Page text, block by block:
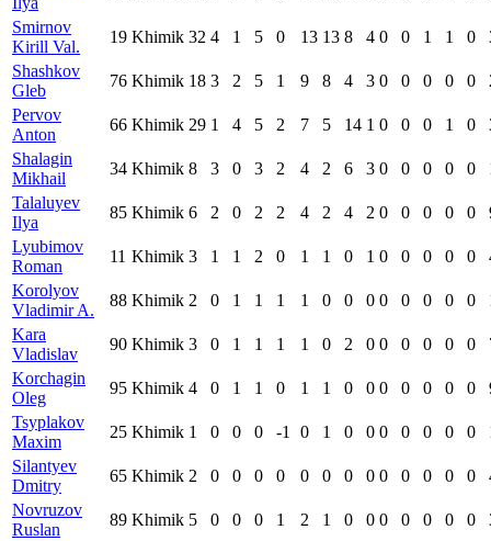
Smirnov
Kirill Val.
19 Khimik 32 4 1 5 0 13 13 8 4 0 0 1 1 0
Shashkov
Gleb
76 Khimik 18 3 2 5 1 9 8 4 3 0 0 0 0 0
Pervov
Anton
66 Khimik 29 1 4 5 2 7 5 14 1 0 0 0 1 0
Shalagin
Mikhail
34 Khimik 8 3 0 3 2 4 2 6 3 0 0 0 0 0
Talaluyev
Ilya
85 Khimik 6 2 0 2 2 4 2 4 2 0 0 0 0 0
Lyubimov
Roman
11 Khimik 3 1 1 2 0 1 1 0 1 0 0 0 0 0
Korolyov
Vladimir A.
88 Khimik 2 0 1 1 1 1 0 0 0 0 0 0 0 0
Kara
Vladislav
90 Khimik 3 0 1 1 1 1 0 2 0 0 0 0 0 0
Korchagin
Oleg
95 Khimik 4 0 1 1 0 1 1 0 0 0 0 0 0 0
Tsyplakov
Maxim
25 Khimik 1 0 0 0 -1 0 1 0 0 0 0 0 0 0
Silantyev
Dmitry
65 Khimik 2 0 0 0 0 0 0 0 0 0 0 0 0 0
Novruzov
Ruslan
89 Khimik 5 0 0 0 1 2 1 0 0 0 0 0 0 0